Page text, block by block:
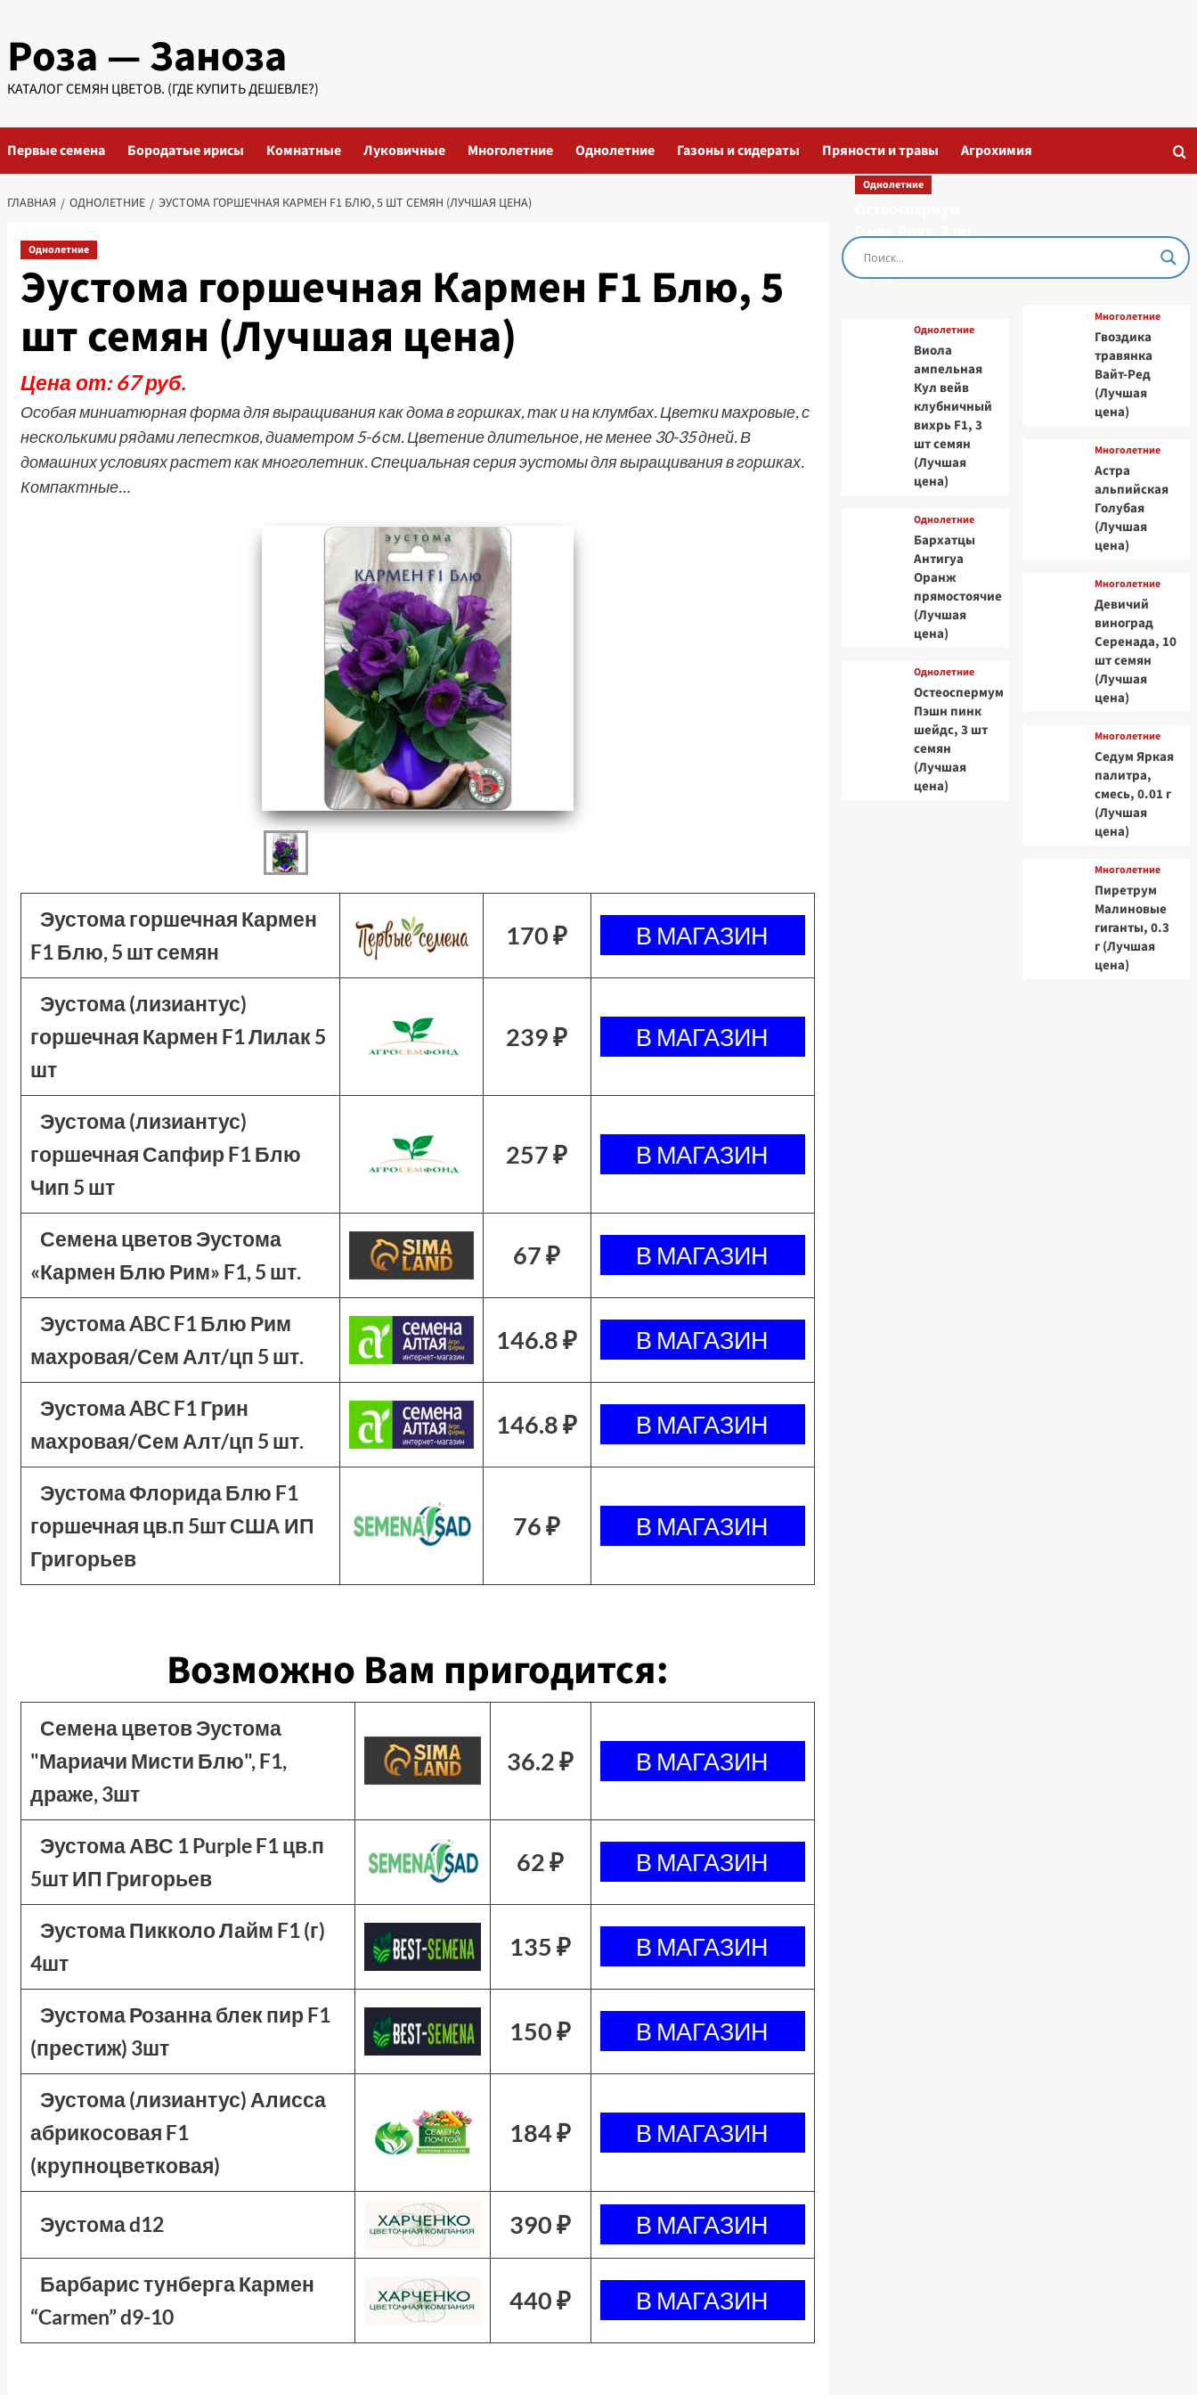
содержимому
Роза — Заноза
КАТАЛОГ СЕМЯН ЦВЕТОВ. (ГДЕ КУПИТЬ ДЕШЕВЛЕ?)
Первые семена Бородатые ирисы Комнатные Луковичные Многолетние Однолетние Газоны и сидераты Пряности и травы Агрохимия
ГЛАВНАЯ ОДНОЛЕТНИЕ ЭУСТОМА ГОРШЕЧНАЯ КАРМЕН F1 БЛЮ, 5 ШТ СЕМЯН (ЛУЧШАЯ ЦЕНА)
Однолетние
Эустома горшечная Кармен F1 Блю, 5
шт семян (Лучшая цена)
Цена от: 67 руб.
Особая миниатюрная форма для выращивания как дома в горшках, так и на клумбах. Цветки махровые, с
несколькими рядами лепестков, диаметром 5-6 см. Цветение длительное, не менее 30-35 дней. В
домашних условиях растет как многолетник. Специальная серия эустомы для выращивания в горшках.
Компактные…
Эустома горшечная Кармен
F1 Блю, 5 шт семян
170 ₽
Эустома (лизиантус)
горшечная Кармен F1 Лилак 5
шт
239 ₽
Эустома (лизиантус)
горшечная Сапфир F1 Блю
Чип 5 шт
257 ₽
Семена цветов Эустома
«Кармен Блю Рим» F1, 5 шт.
67 ₽
Эустома ABC F1 Блю Рим
махровая/Сем Алт/цп 5 шт.
146.8 ₽
Эустома ABC F1 Грин
махровая/Сем Алт/цп 5 шт.
146.8 ₽
Эустома Флорида Блю F1
горшечная цв.п 5шт США ИП
Григорьев
76 ₽
Возможно Вам пригодится:
Семена цветов Эустома
"Мариачи Мисти Блю", F1,
драже, 3шт
36.2 ₽
Эустома АВС 1 Purple F1 цв.п
5шт ИП Григорьев
62 ₽
Эустома Пикколо Лайм F1 (г)
4шт
135 ₽
Эустома Розанна блек пир F1
(престиж) 3шт
150 ₽
Эустома (лизиантус) Алисса
абрикосовая F1
(крупноцветковая)
184 ₽
Эустома d12 390 ₽
Барбарис тунберга Кармен
“Carmen” d9-10
440 ₽
Однолетние
Пэшн Роуз, 3 шт
семян (Лучшая
цена)
Однолетние
Виола
ампельная
Кул вейв
клубничный
вихрь F1, 3
шт семян
(Лучшая
цена)
Однолетние
Бархатцы
Антигуа
Оранж
прямостоячие
(Лучшая
цена)
Однолетние
Остеоспермум
Пэшн пинк
шейдс, 3 шт
семян
(Лучшая
цена)
Многолетние
Гвоздика
травянка
Вайт-Ред
(Лучшая
цена)
Многолетние
Астра
альпийская
Голубая
(Лучшая
цена)
Многолетние
Девичий
виноград
Серенада, 10
шт семян
(Лучшая
цена)
Многолетние
Седум Яркая
палитра,
смесь, 0.01 г
(Лучшая
цена)
Многолетние
Пиретрум
Малиновые
гиганты, 0.3
г (Лучшая
цена)